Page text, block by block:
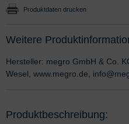
Produktdaten drucken
Weitere
Hersteller: megro GmbH & Co.
Wesel, www.megro.de,
Produktbeschreibung: